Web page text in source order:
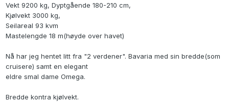
Vekt 9200 kg, Dyptgående 180-210 cm,
Kjølvekt 3000 kg,
Seilareal 93 kvm
Mastelengde 18 m(høyde over havet)
Nå har jeg hentet litt fra "2 verdener". Bavaria med sin bredde(som
cruisere) samt en elegant
eldre smal dame Omega.
Bredde kontra kjølvekt.